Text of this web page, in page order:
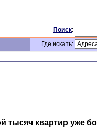
Поиск:
Где искать:
тысяч квартир уже